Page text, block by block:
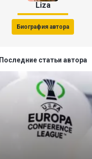
Liza
Биография автора
Последние статьи автора